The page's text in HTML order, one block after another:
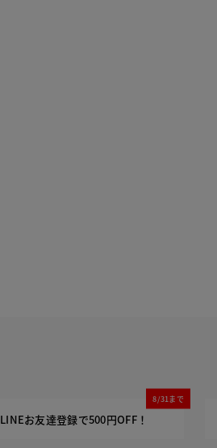
LINEお友達登録で500円OFF！
8/31まで